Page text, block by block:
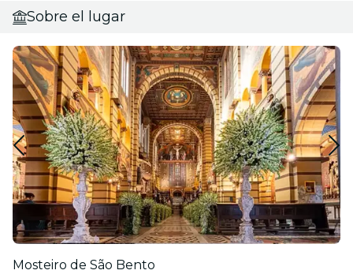
Sobre el lugar
Mosteiro de São Bento